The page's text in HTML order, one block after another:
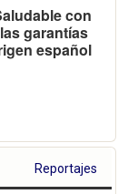
con
garantías
español
Reportajes